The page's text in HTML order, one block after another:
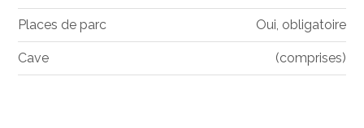
Places de parc Oui, obligatoire
Cave (comprises)